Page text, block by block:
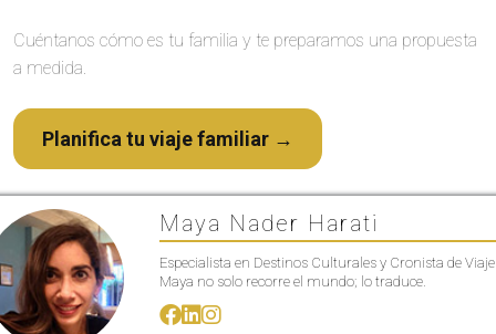
Cuéntanos cómo es tu familia y te preparamos una propuesta
a medida.
Planifica tu viaje familiar →
Maya Nader Harati
Especialista en Destinos Culturales y Cronista de
Maya no solo recorre el mundo; lo traduce.